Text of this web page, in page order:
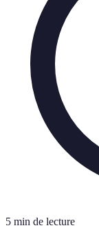
5 min de lecture